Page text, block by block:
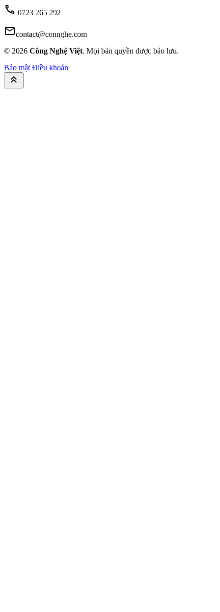
call 0723 265 292
mailcontact@connghe.com
© 2026 Công Nghệ Việt. Mọi bản quyền được bảo lưu.
Bảo mật Điều khoản
keyboard_double_arrow_up